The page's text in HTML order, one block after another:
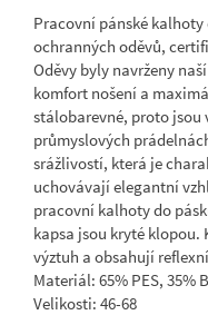
Pracovní pánské
ochranných oděvů,
Oděvy byly navrženy
komfort nošení a
stálobarevné, proto jsou
průmyslových
srážlivostí, která je
uchovávají elegantní
pracovní kalhoty do
kapsa jsou kryté
výztuh a obsahují
Materiál: 65% PES, 35%
Velikosti: 46-68